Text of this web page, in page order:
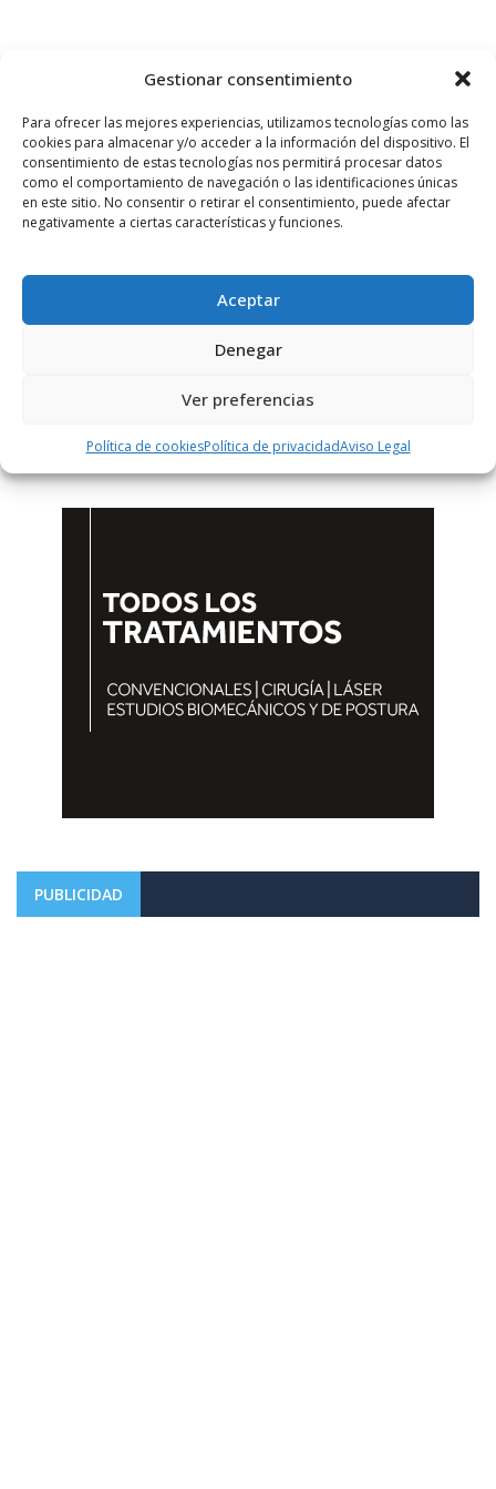
Gestionar consentimiento
Para ofrecer las mejores experiencias, utilizamos tecnologías como las
cookies para almacenar y/o acceder a la información del dispositivo. El
consentimiento de estas tecnologías nos permitirá procesar datos
como el comportamiento de navegación o las identificaciones únicas
en este sitio. No consentir o retirar el consentimiento, puede afectar
negativamente a ciertas características y funciones.
Aceptar
Denegar
Ver preferencias
Política de cookiesPolítica de privacidadAviso Legal
PUBLICIDAD